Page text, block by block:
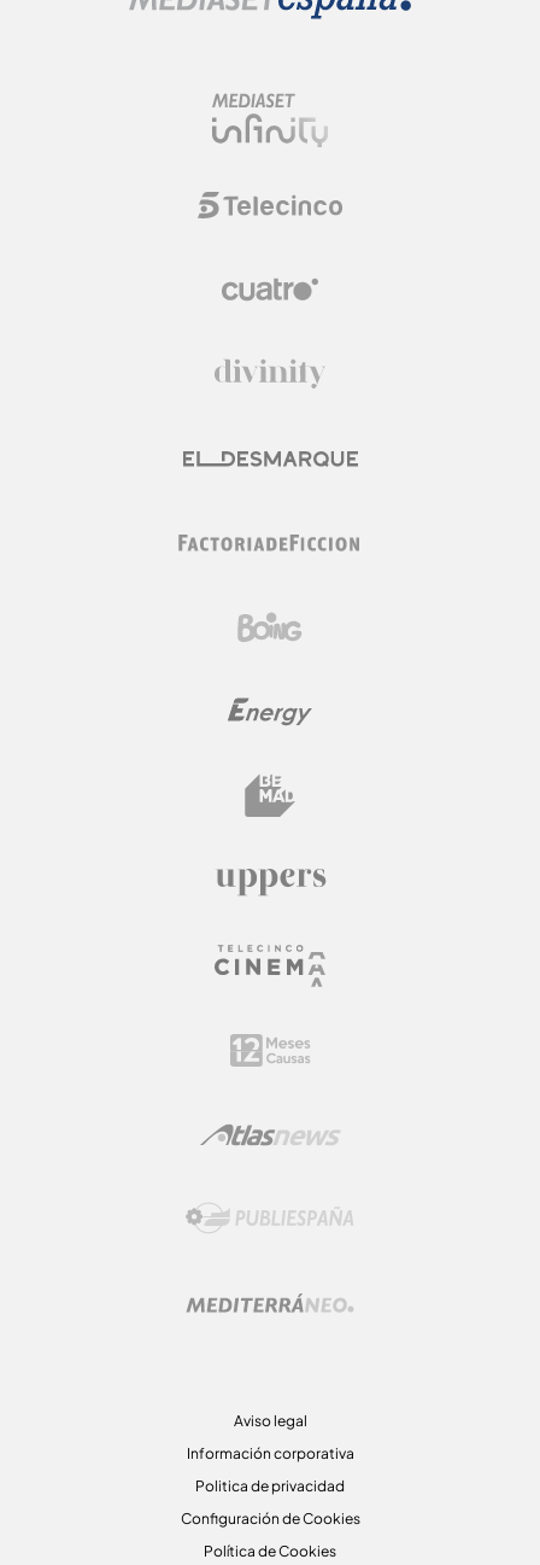
Aviso legal
Información corporativa
Politica de privacidad
Configuración de Cookies
Política de Cookies